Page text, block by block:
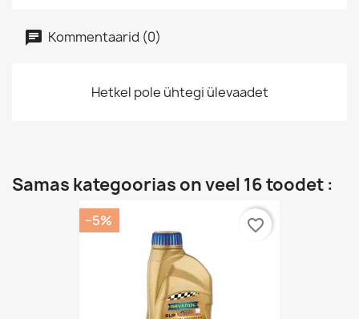
Kommentaarid (0)
Hetkel pole ühtegi ülevaadet
Samas kategoorias on veel 16 toodet :
−5% favorite_border